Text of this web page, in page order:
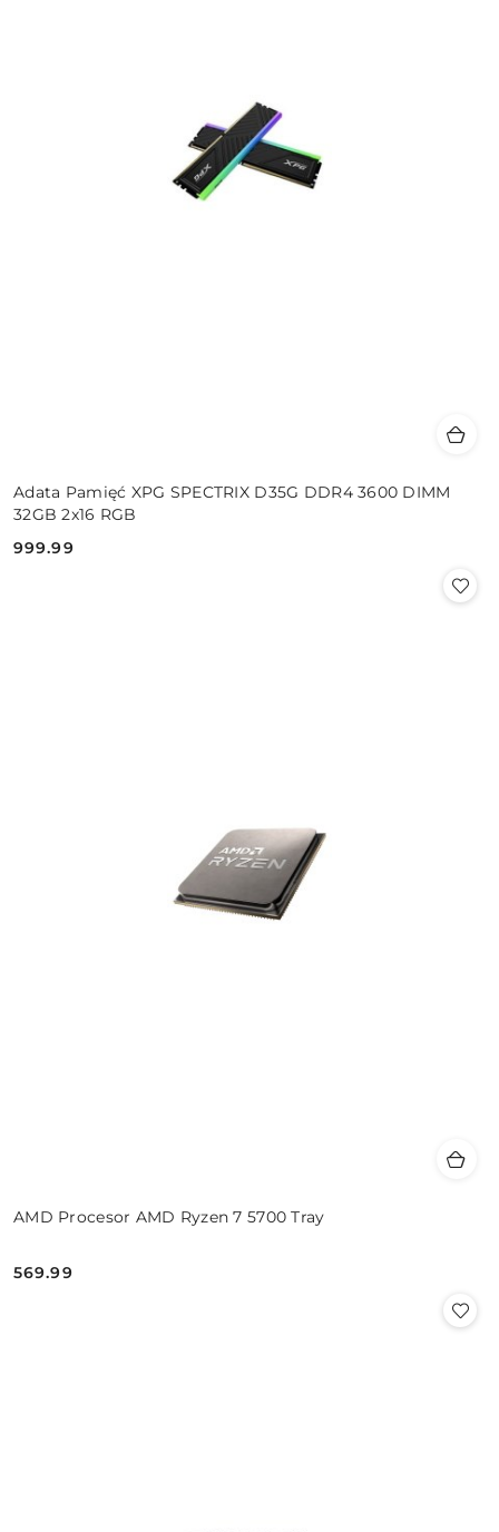
Adata Pamięć XPG SPECTRIX D35G DDR4 3600 DIMM
32GB 2x16 RGB
Cena:
999.99
AMD Procesor AMD Ryzen 7 5700 Tray
Cena:
569.99